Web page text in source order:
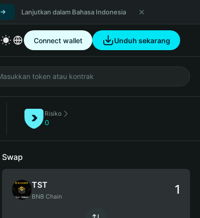
Lanjutkan dalam Bahasa Indonesia
Connect wallet Unduh sekarang
Risiko
0
Swap
TST
BNB Chain